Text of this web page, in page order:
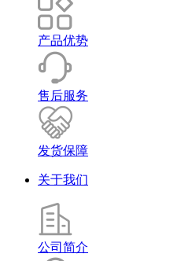
产品优势
售后服务
发货保障
关于我们
公司简介